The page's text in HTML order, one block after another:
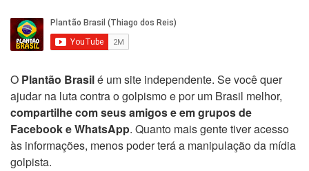
O Plantão Brasilé um site independente. Se você quer
ajudar na luta contra o golpismo e por um Brasil melhor,
compartilhe com seus amigos e em grupos de
Facebook e WhatsApp. Quanto mais gente tiver acesso
às informações, menos poder terá a manipulação da mídia
golpista.